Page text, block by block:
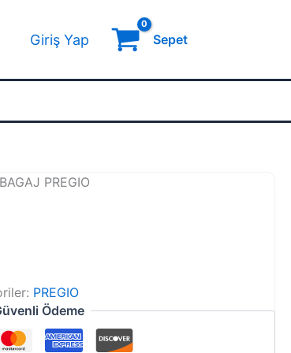
Giriş Yap Sepet
PREGIO
PREGIO
Ödeme